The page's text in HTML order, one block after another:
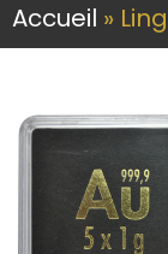
Accueil »